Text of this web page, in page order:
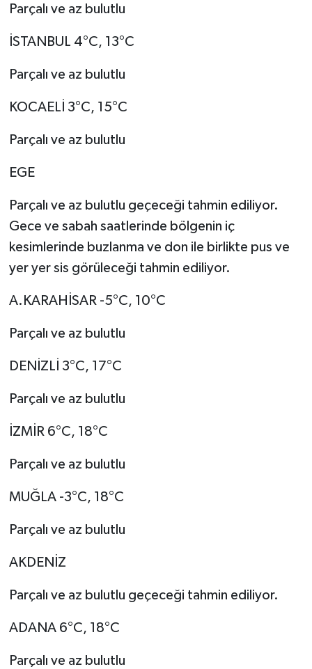
Parçalı ve az bulutlu
İSTANBUL 4°C, 13°C
Parçalı ve az bulutlu
KOCAELİ 3°C, 15°C
Parçalı ve az bulutlu
EGE
Parçalı ve az bulutlu geçeceği tahmin ediliyor.
Gece ve sabah saatlerinde bölgenin iç
kesimlerinde buzlanma ve don ile birlikte pus ve
yer yer sis görüleceği tahmin ediliyor.
A.KARAHİSAR -5°C, 10°C
Parçalı ve az bulutlu
DENİZLİ 3°C, 17°C
Parçalı ve az bulutlu
İZMİR 6°C, 18°C
Parçalı ve az bulutlu
MUĞLA -3°C, 18°C
Parçalı ve az bulutlu
AKDENİZ
Parçalı ve az bulutlu geçeceği tahmin ediliyor.
ADANA 6°C, 18°C
Parçalı ve az bulutlu